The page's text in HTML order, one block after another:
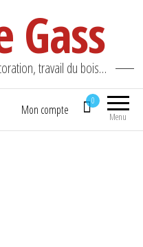
Gass
travail du bois…
Menu
0
Mon compte